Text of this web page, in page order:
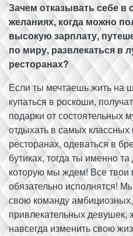
Зачем отказывать себе в
желаниях, когда можно
высокую зарплату,
по миру, развлекаться в
ресторанах?
Если ты мечтаешь жить на
купаться в роскоши,
подарки от состоятельных
отдыхать в самых классных
ресторанах, одеваться в
бутиках, тогда ты именно
которую мы ждем! Все твои
обязательно исполнятся!
свою команду
привлекательных
навсегда изменить свою